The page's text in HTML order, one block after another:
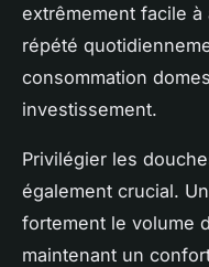
extrêmement facile
répété
consommation
investissement.
Privilégier les
également crucial.
fortement le volume
maintenant un